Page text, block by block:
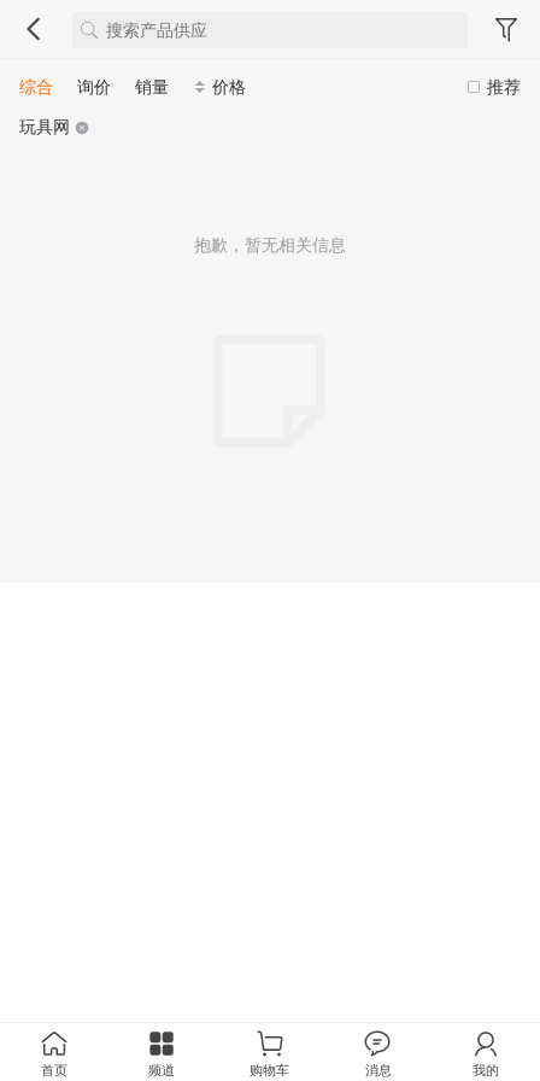
推荐
综合 询价 销量
价格
玩具网
抱歉，暂无相关信息
首页 频道 购物车 消息 我的